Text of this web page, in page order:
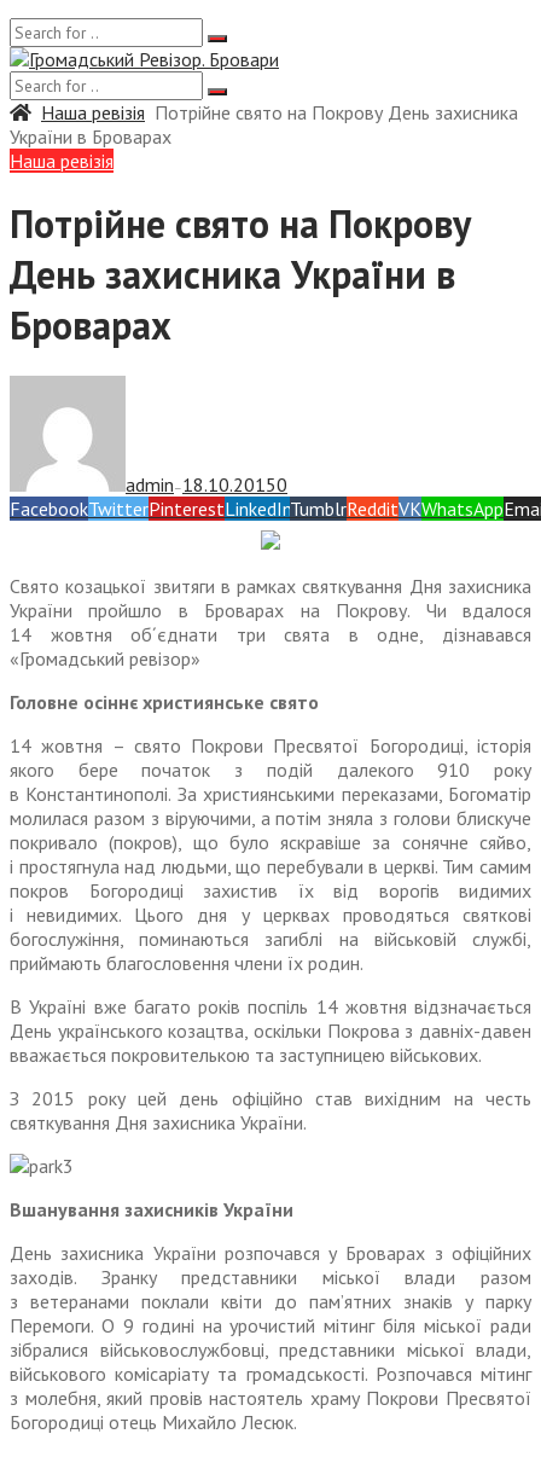
Наша ревізія Потрійне свято на Покрову День захисника
України в Броварах
Наша ревізія
Потрійне свято на Покрову
День захисника України в
Броварах
admin — 18.10.20150
FacebookTwitterPinterestLinkedInTumblrRedditVKWhatsApp
Свято козацької звитяги в рамках святкування Дня захисника
Українипройшло в Броварах на Покрову. Чи вдалося
14 жовтня об´єднати три свята в одне, дізнавався
«Громадський ревізор»
Головне осіннє християнське свято
14 жовтня – свято Покрови Пресвятої Богородиці, історія
якого бере початок з подій далекого 910 року
в Константинополі. За християнськими переказами, Богоматір
молилася разом з віруючими, а потім зняла з голови блискуче
покривало (покров), що було яскравіше за сонячнесяйво,
і простягнула над людьми, що перебували в церкві. Тим самим
покров Богородиці захистив їх від ворогів видимих
і невидимих. Цього дня у церквах проводяться святкові
богослужіння, поминаються загиблі на військовій службі,
приймають благословення члени їх родин.
В Україні вже багато років поспіль 14 жовтня відзначається
День українського козацтва, оскільки Покрова з давніх-давен
вважається покровителькою та заступницею військових.
З 2015 року цей день офіційно став вихідним на честь
святкування Дня захисника України.
Вшанування захисників України
День захисника України розпочався у Броварах з офіційних
заходів. Зранку представники міської влади разом
з ветеранами поклали квіти до пам’ятних знаків у парку
Перемоги. О 9 годині на урочистий мітинг біля міської ради
зібралися військовослужбовці, представники міської влади,
військового комісаріату та громадськості. Розпочався мітинг
з молебня, який провів настоятель храму Покрови Пресвятої
Богородиці отець Михайло Лесюк.